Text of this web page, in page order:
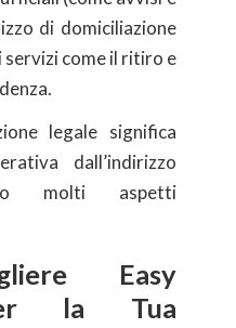
di domiciliazione
come il ritiro e
legale significa
dall’indirizzo
molti aspetti
Easy
la Tua